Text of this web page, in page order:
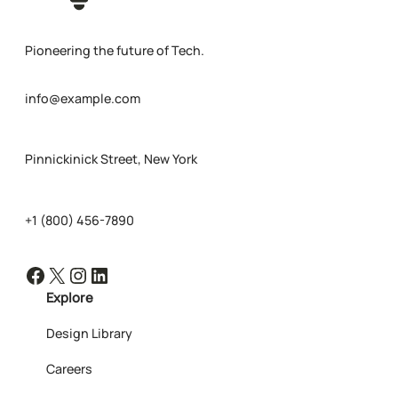
Pioneering the future of Tech.
info@example.com
Pinnickinick Street, New York
+1 (800) 456-7890
Facebook X Instagram LinkedIn
Explore
Design Library
Careers